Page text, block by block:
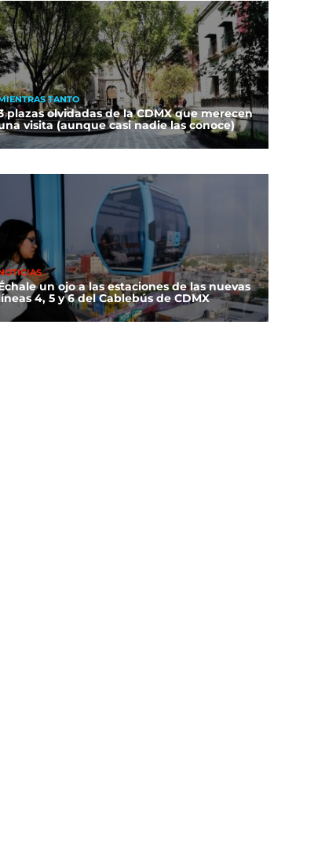
TANTO
plazas olvidadas de la CDMX que merecen
visita (aunque casi nadie las conoce)
un ojo a las estaciones de las nuevas
4, 5 y 6 del Cablebús de CDMX